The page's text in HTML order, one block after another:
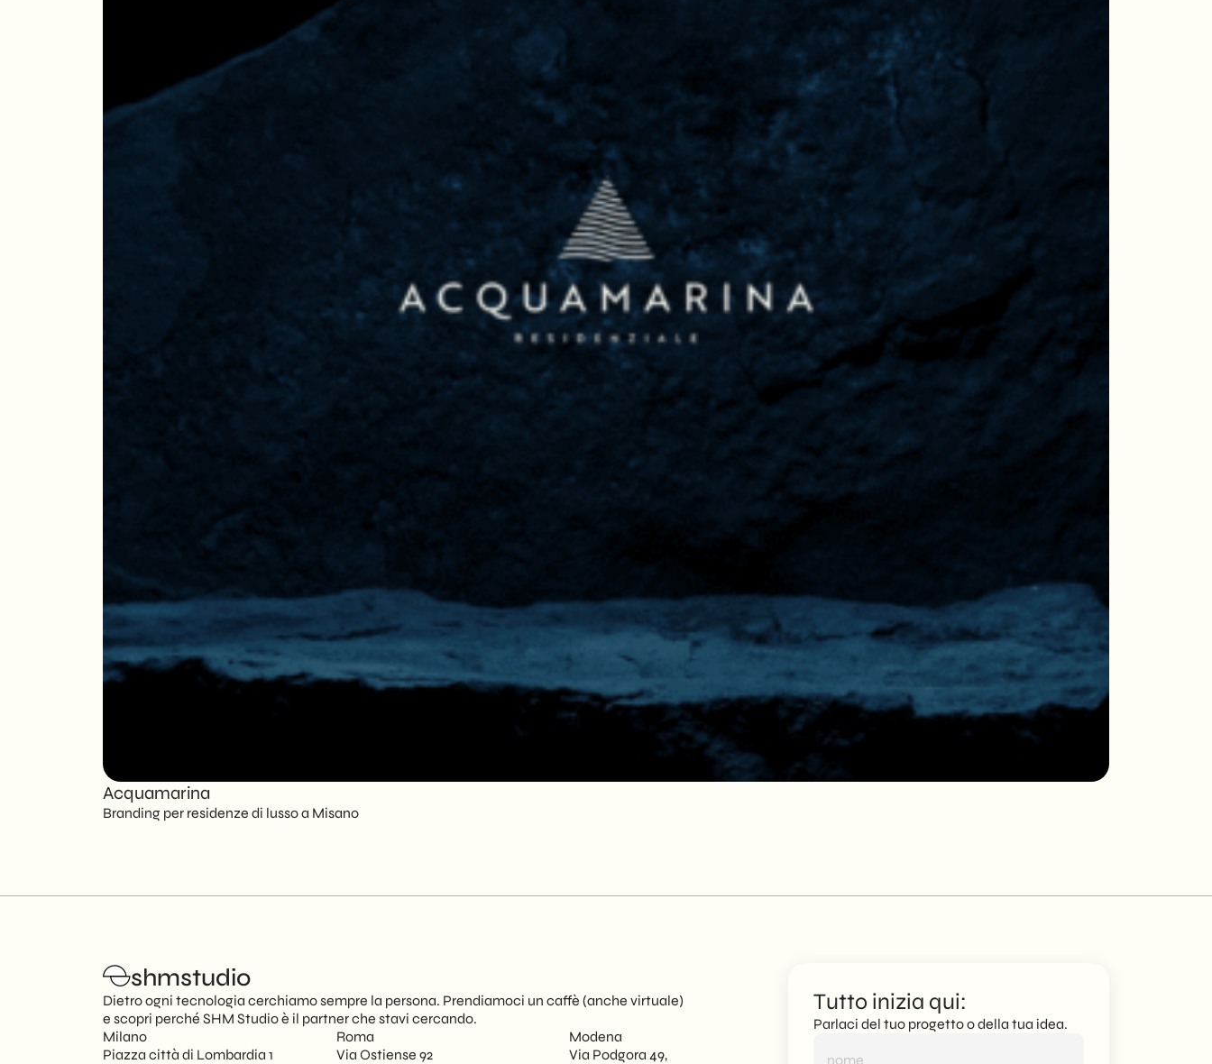
Acquamarina
Branding per residenze di lusso a Misano
shmstudio
Dietro ogni tecnologia cerchiamo sempre la persona. Prendiamoci un caffè (anche virtuale)
e scopri perché SHM Studio è il partner che stavi cercando.
Milano
Piazza città di Lombardia 1
Roma
Via Ostiense 92
Modena
Via Podgora 49,
Tutto inizia qui:
Parlaci del tuo progetto o della tua idea.